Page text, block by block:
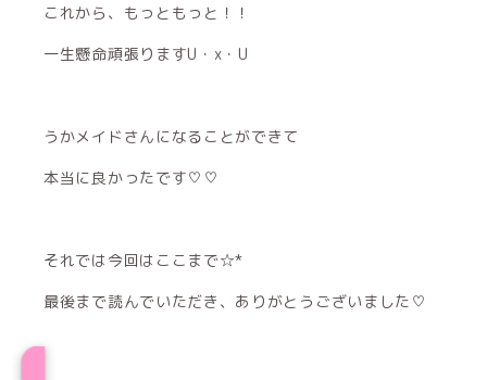
これから、もっともっと！！
一生懸命頑張りますU・x・U
うかメイドさんになることができて
本当に良かったです♡♡
それでは今回はここまで☆*
最後まで読んでいただき、ありがとうございました♡